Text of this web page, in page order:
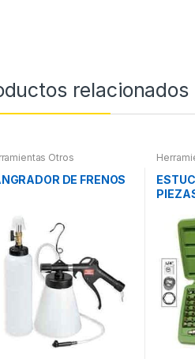
relacionados
Otros
DE FRENOS